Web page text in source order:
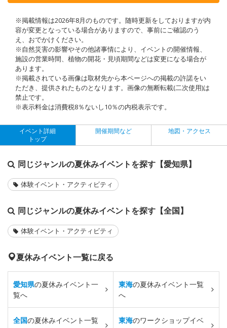
※掲載情報は2026年8月のものです。随時更新をしておりますが内
容が変更となっている場合がありますので、事前にご確認のう
え、おでかけください。
※自然災害の影響やその他諸事情により、イベントの開催情報、
施設の営業時間、植物の開花・見頃期間などは変更になる場合が
あります。
※掲載されている画像は取材先から本ページへの掲載の許諾をい
ただき、提供されたものとなります。画像の無断転載(二次使用)は
禁止です。
※表示料金は消費税8％ないし10％の内税表示です。
イベント詳細
トップ
開催期間など 地図・アクセス
同じジャンルの夏休みイベントを探す【愛知県】
体験イベント・アクティビティ
同じジャンルの夏休みイベントを探す【全国】
体験イベント・アクティビティ
夏休みイベント一覧に戻る
愛知県の夏休みイベント一
覧へ
東海の夏休みイベント一覧
へ
全国の夏休みイベント一覧
東海のワークショップイベ